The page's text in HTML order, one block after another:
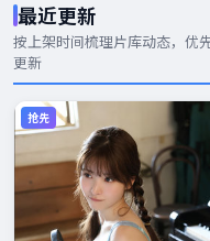
最近更新
按上架时间梳理片库动态，优
更新
抢先